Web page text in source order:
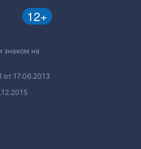
12+
знаком на
17.06.2013